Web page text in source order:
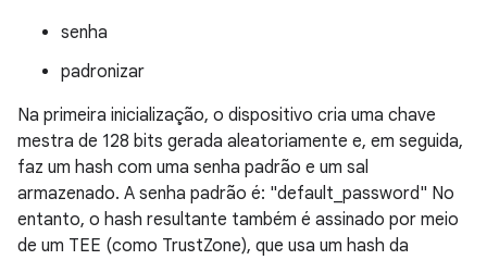
senha
padronizar
Na primeira inicialização, o dispositivo cria uma chave
mestra de 128 bits gerada aleatoriamente e, em seguida,
faz um hash com uma senha padrão e um sal
armazenado. A senha padrão é: "default_password" No
entanto, o hash resultante também é assinado por meio
de um TEE (como TrustZone), que usa um hash da